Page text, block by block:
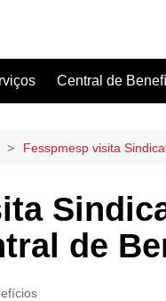
Central de
Fesspmesp visita
de